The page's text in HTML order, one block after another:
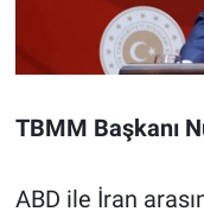
TBMM Başkanı
ABD ile İran